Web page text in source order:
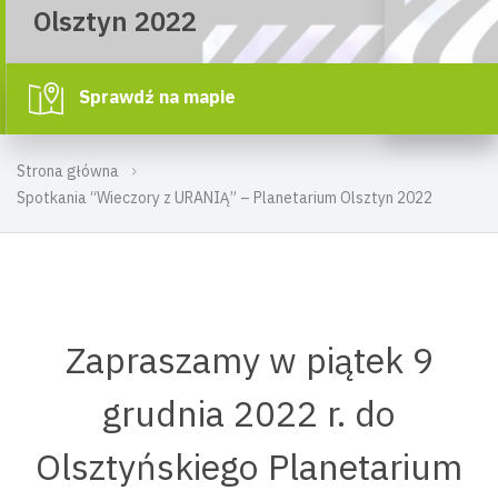
Strona główna
Spotkania “Wieczory z URANIĄ” – Planetarium Olsztyn 2022
Olsztyn 2022
Sprawdź na mapie
Zapraszamy w piątek 9
grudnia 2022 r. do
Olsztyńskiego Planetarium